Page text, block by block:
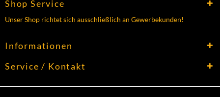
Shop Service
Unser Shop richtet sich ausschließlich an Gewerbekunden!
Informationen
Service / Kontakt